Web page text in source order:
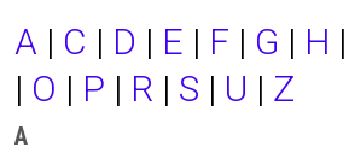
A | C | D | E | F | G | H |
| O | P | R | S | U | Z
A